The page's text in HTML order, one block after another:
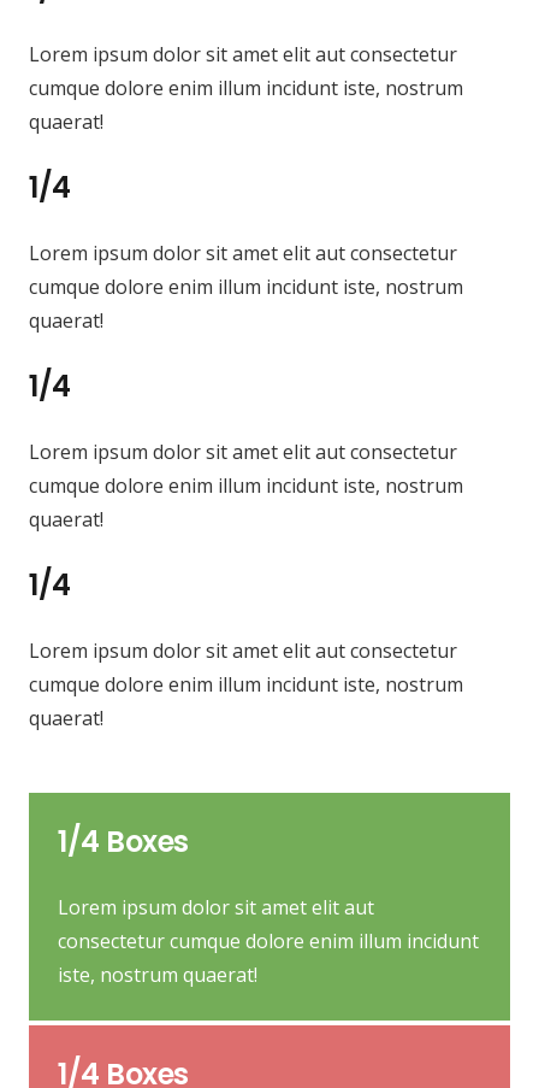
Lorem ipsum dolor sit amet elit aut consectetur
cumque dolore enim illum incidunt iste, nostrum
quaerat!
1/4
Lorem ipsum dolor sit amet elit aut consectetur
cumque dolore enim illum incidunt iste, nostrum
quaerat!
1/4
Lorem ipsum dolor sit amet elit aut consectetur
cumque dolore enim illum incidunt iste, nostrum
quaerat!
1/4
Lorem ipsum dolor sit amet elit aut consectetur
cumque dolore enim illum incidunt iste, nostrum
quaerat!
1/4 Boxes
Lorem ipsum dolor sit amet elit aut
consectetur cumque dolore enim illum incidunt
iste, nostrum quaerat!
1/4 Boxes